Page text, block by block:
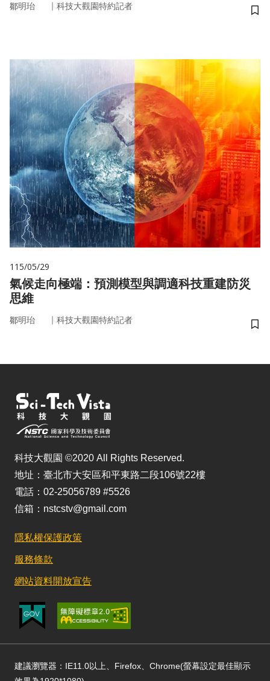
鄒明珆 ｜ 科技大觀園特約記者
儲
115/05/29
氣候走向極端：預測模型與調適科技重建防災
思維
鄒明珆 ｜ 科技大觀園特約記者
儲
科技大觀園 ©2020 All Rights Reserved.
地址：臺北市大安區和平東路二段106號22樓
電話：02-25056789 #5526
信箱：nstcstv@gmail.com
隱私權保護政策
服務條款
網站資料開放宣告
建議瀏覽器：IE11.0以上、Firefox、Chrome(螢幕設定最佳顯示